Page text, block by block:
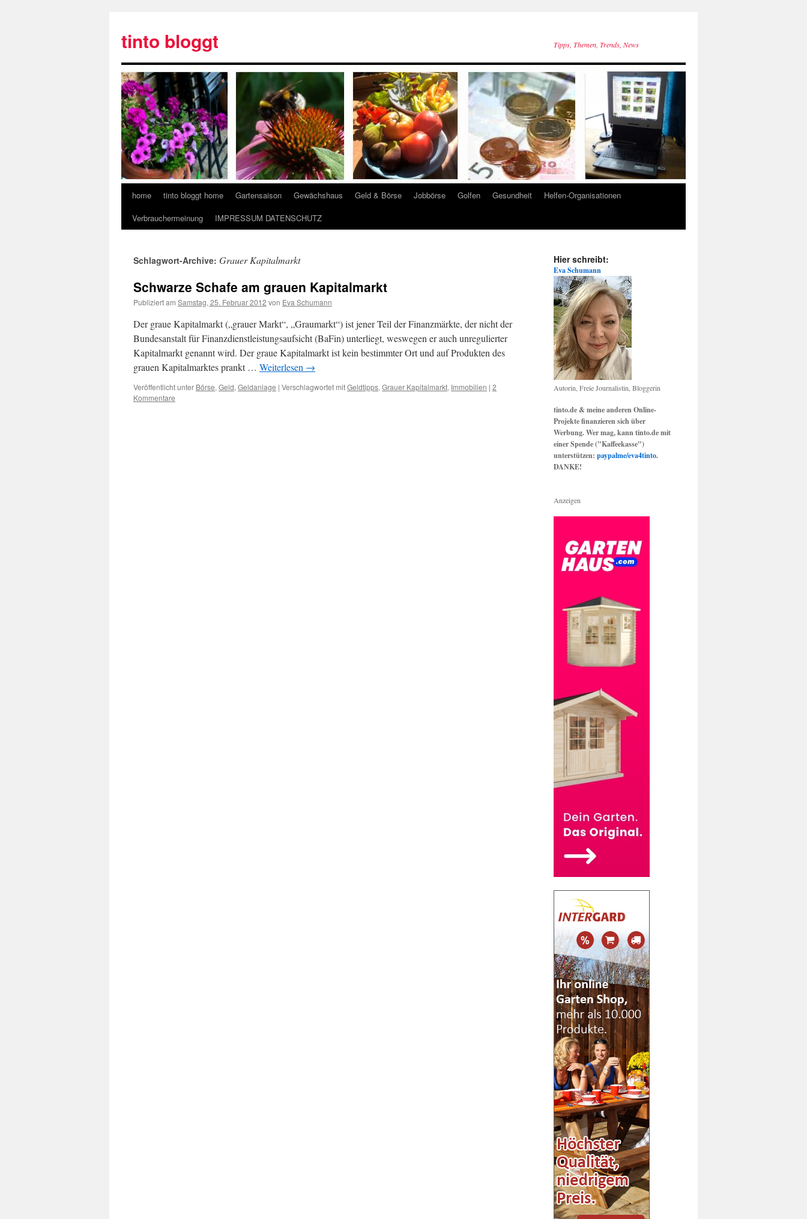
tinto bloggt Tipps, Themen, Trends, News
home tinto bloggt home Gartensaison Gewächshaus Geld & Börse Jobbörse Golfen Gesundheit
Helfen-Organisationen
Verbrauchermeinung
IMPRESSUM DATENSCHUTZ
Schlagwort-Archive: Grauer Kapitalmarkt
Schwarze Schafe am grauen Kapitalmarkt
Publiziert am Samstag, 25. Februar 2012 von Eva Schumann
Der graue Kapitalmarkt („grauer Markt“, „Graumarkt“) ist jener Teil der Finanzmärkte, der nicht der
Bundesanstalt für Finanzdienstleistungsaufsicht (BaFin) unterliegt, weswegen er auch unregulierter
Kapitalmarkt genannt wird. Der graue Kapitalmarkt ist kein bestimmter Ort und auf Produkten des
grauen Kapitalmarktes prankt … Weiterlesen →
Veröffentlicht unter Börse, Geld, Geldanlage | Verschlagwortet mitGeldtipps, Grauer Kapitalmarkt, Immobilien | 2
Kommentare
Hier schreibt:
Eva Schumann
Autorin, Freie Journalistin, Bloggerin
tinto.de & meine anderen Online-
Projekte finanzieren sich über
Werbung. Wer mag, kann tinto.de mit
einer Spende ("Kaffeekasse")
unterstützen: paypalme/eva4tinto.
DANKE!
Anzeigen